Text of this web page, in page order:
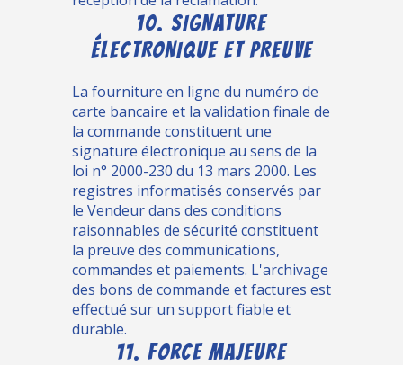
10. SIGNATURE
ÉLECTRONIQUE ET PREUVE
La fourniture en ligne du numéro de
carte bancaire et la validation finale de
la commande constituent une
signature électronique au sens de la
loi n° 2000-230 du 13 mars 2000. Les
registres informatisés conservés par
le Vendeur dans des conditions
raisonnables de sécurité constituent
la preuve des communications,
commandes et paiements. L'archivage
des bons de commande et factures est
effectué sur un support fiable et
durable.
11. FORCE MAJEURE